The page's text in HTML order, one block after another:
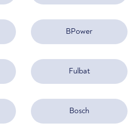
BPower
Fulbat
Bosch